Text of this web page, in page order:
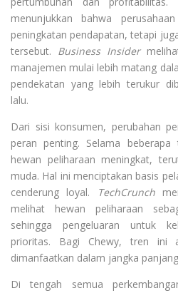
menunjukkan bahwa
peningkatan pendapatan, tetapi
tersebut. Business Insider
manajemen mulai lebih matang
pendekatan yang lebih terukur
lalu.
Dari sisi konsumen, perubahan
peran penting. Selama beberapa
hewan peliharaan meningkat,
muda. Hal ini menciptakan basis
cenderung loyal.
TechCrunch
melihat hewan peliharaan
sehingga pengeluaran untuk
prioritas. Bagi Chewy, tren ini
dimanfaatkan dalam jangka
Di tengah semua